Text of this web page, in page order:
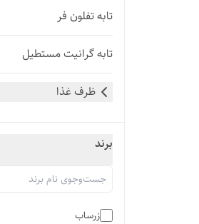
تابه تفلون فر
تابه گرانیت مستطیل
ظرف غذا
برند
زرساب